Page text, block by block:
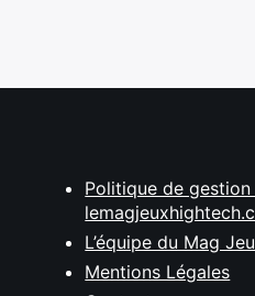
Politique de
L’équipe du Mag
Mentions Légales